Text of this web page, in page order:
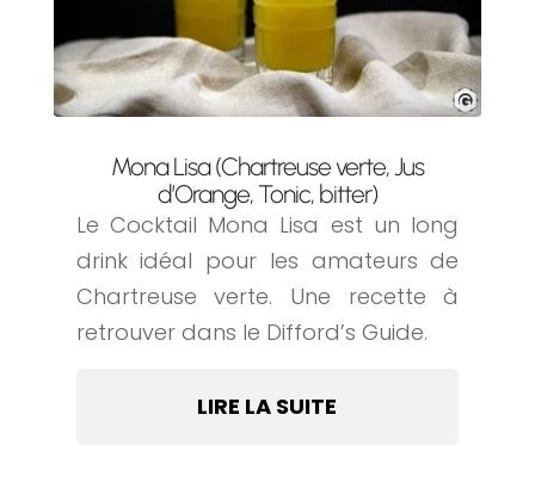
Mona Lisa (Chartreuse verte, Jus
d’Orange, Tonic, bitter)
Le Cocktail Mona Lisa est un long
drink idéal pour les amateurs de
Chartreuse verte. Une recette à
retrouver dans le Difford’s Guide.
LIRE LA SUITE